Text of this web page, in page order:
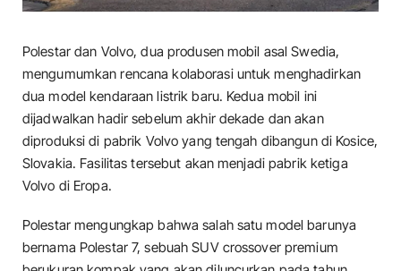
Polestar dan Volvo, dua produsen mobil asal Swedia,
mengumumkan rencana kolaborasi untuk menghadirkan
dua model kendaraan listrik baru. Kedua mobil ini
dijadwalkan hadir sebelum akhir dekade dan akan
diproduksi di pabrik Volvo yang tengah dibangun di Kosice,
Slovakia. Fasilitas tersebut akan menjadi pabrik ketiga
Volvo di Eropa.
Polestar mengungkap bahwa salah satu model barunya
bernama Polestar 7, sebuah SUV crossover premium